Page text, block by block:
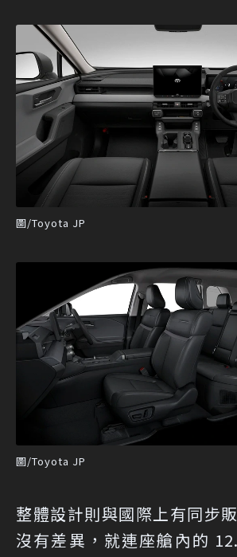
圖/Toyota JP
圖/Toyota JP
整體設計則與國際上有同步
沒有差異，就連座艙內的